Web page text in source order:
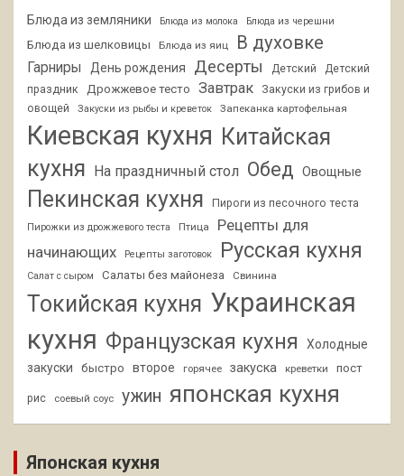
Блюда из земляники Блюда из молока Блюда из черешни
Блюда из шелковицы Блюда из яиц В духовке
Гарниры День рождения Десерты Детский
Детский
праздник
Дрожжевое тесто Завтрак
Закуски из грибов и
овощей
Закуски из рыбы и креветок Запеканка картофельная
Киевская кухня Китайская
кухня
На праздничный стол Обед Овощные
Пекинская кухня Пироги из песочного теста
Пирожки из дрожжевого теста Птица
Рецепты для
начинающих
Рецепты заготовок Русская кухня
Салат с сыром Салаты без майонеза Свинина
Токийская кухня Украинская
кухня Французская кухня
Холодные
закуски
быстро второе горячее закуска креветки пост
рис соевый соус ужин японская кухня
Японская кухня